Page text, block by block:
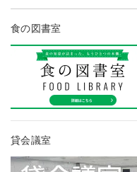
食の図書室
貸会議室